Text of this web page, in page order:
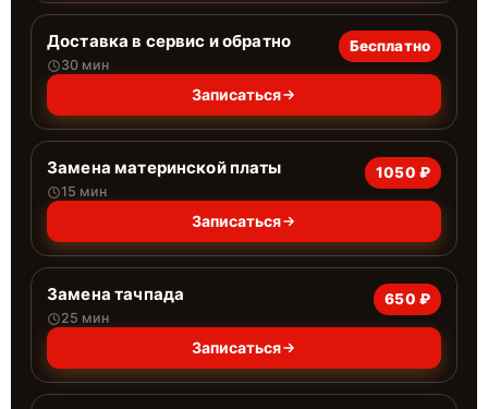
Доставка в сервис и обратно
30 мин
Бесплатно
Записаться
Замена материнской платы
15 мин
1050 ₽
Записаться
Замена тачпада
25 мин
650 ₽
Записаться